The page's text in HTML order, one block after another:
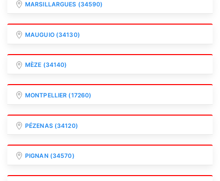
MARSILLARGUES (34590)
MAUGUIO (34130)
MÈZE (34140)
MONTPELLIER (17260)
PÉZENAS (34120)
PIGNAN (34570)